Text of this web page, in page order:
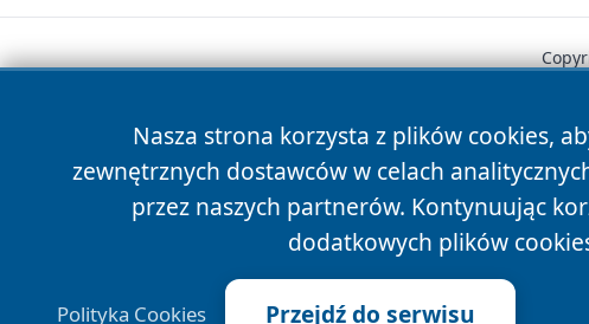
Nasza strona korzysta z plików cookies,
zewnętrznych dostawców w celach
przez naszych partnerów. Kontynuując
dodatkowych plików
Polityka Cookies Przejdź do serwisu
News